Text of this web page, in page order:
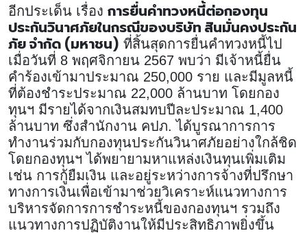
อีกประเด็น เรื่อง การยื่นคำทวงหนี้ต่อกองทุน
ประกันวินาศภัยในกรณีของบริษัท สินมั่นคงประกัน
ภัย จำกัด (มหาชน) ที่สิ้นสุดการยื่นคำทวงหนี้ไป
เมื่อวันที่ 8 พฤศจิกายน 2567 พบว่า มีเจ้าหนี้ยื่น
คำร้องเข้ามาประมาณ 250,000 ราย และมีมูลหนี้
ที่ต้องชำระประมาณ 22,000 ล้านบาท โดยกอง
ทุนฯ มีรายได้จากเงินสมทบปีละประมาณ 1,400
ล้านบาท ซึ่งสำนักงาน คปภ. ได้บูรณาการการ
ทำงานร่วมกับกองทุนประกันวินาศภัยอย่างใกล้ชิด
โดยกองทุนฯ ได้พยายามหาแหล่งเงินทุนเพิ่มเติม
เช่น การกู้ยืมเงิน และอยู่ระหว่างการจ้างที่ปรึกษา
ทางการเงินเพื่อเข้ามาช่วยวิเคราะห์แนวทางการ
บริหารจัดการการชำระหนี้ของกองทุนฯ รวมถึง
แนวทางการปฏิบัติงานให้มีประสิทธิภาพยิ่งขึ้น